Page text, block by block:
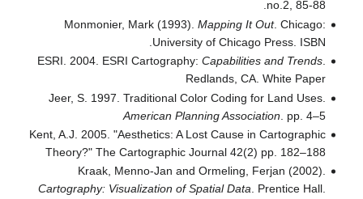
no.2, 85-88.
Monmonier, Mark (1993).Mapping It Out. Chicago:
University of Chicago Press. ISBN.
ESRI. 2004. ESRI Cartography:Capabilities and Trends
Redlands, CA. White Paper
Jeer, S. 1997. Traditional Color Coding for Land Uses.
American Planning Association. pp. 4–5
Kent, A.J. 2005. "Aesthetics: A Lost Cause in Cartographic
Theory?" The Cartographic Journal 42(2) pp. 182–188
Kraak, Menno-Jan and Ormeling, Ferjan (2002).
Cartography: Visualization of Spatial Data. Prentice Hall.